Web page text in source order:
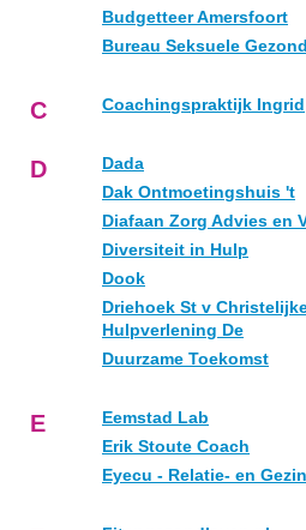
Budgetteer Amersfoort
Bureau Seksuele
C Coachingspraktijk Ingrid
D
Dada
Dak Ontmoetingshuis 't
Diafaan Zorg Advies en
Diversiteit in Hulp
Dook
Driehoek St v
Hulpverlening De
Duurzame Toekomst
E
Eemstad Lab
Erik Stoute Coach
Eyecu - Relatie- en